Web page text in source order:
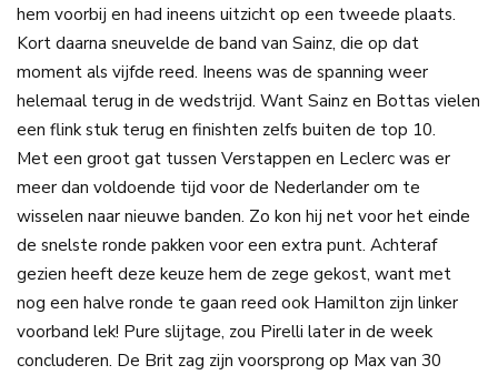
hem voorbij en had ineens uitzicht op een tweede plaats.
Kort daarna sneuvelde de band van Sainz, die op dat
moment als vijfde reed. Ineens was de spanning weer
helemaal terug in de wedstrijd. Want Sainz en Bottas vielen
een flink stuk terug en finishten zelfs buiten de top 10.
Met een groot gat tussen Verstappen en Leclerc was er
meer dan voldoende tijd voor de Nederlander om te
wisselen naar nieuwe banden. Zo kon hij net voor het einde
de snelste ronde pakken voor een extra punt. Achteraf
gezien heeft deze keuze hem de zege gekost, want met
nog een halve ronde te gaan reed ook Hamilton zijn linker
voorband lek! Pure slijtage, zou Pirelli later in de week
concluderen. De Brit zag zijn voorsprong op Max van 30